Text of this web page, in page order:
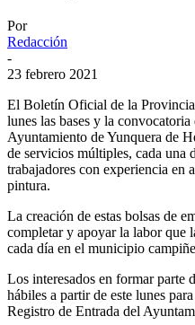
Por
Redacción
-
23 febrero 2021
El Boletín Oficial de la
lunes las bases y la
Ayuntamiento de Yunquera de
de servicios múltiples, cada una
trabajadores con experiencia en
pintura.
La creación de estas bolsas de
completar y apoyar la labor que
cada día en el municipio
Los interesados en formar parte
hábiles a partir de este lunes
Registro de Entrada del